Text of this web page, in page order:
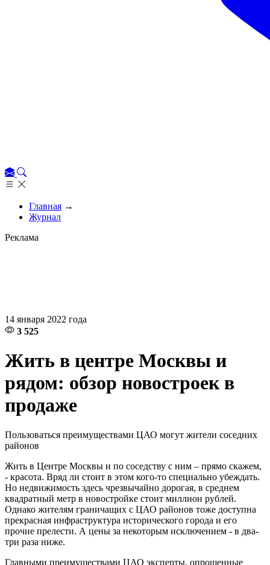
Главная →
Журнал
Реклама
14 января 2022 года
3 525
Жить в центре Москвы и
рядом: обзор новостроек в
продаже
Пользоваться преимуществами ЦАО могут жители соседних
районов
Жить в Центре Москвы и по соседству с ним – прямо скажем,
- красота. Вряд ли стоит в этом кого-то специально убеждать.
Но недвижимость здесь чрезвычайно дорогая, в среднем
квадратный метр в новостройке стоит миллион рублей.
Однако жителям граничащих с ЦАО районов тоже доступна
прекрасная инфраструктура исторического города и его
прочие прелести. А цены за некоторым исключением - в два-
три раза ниже.
Главными преимуществами ЦАО эксперты, опрошенные